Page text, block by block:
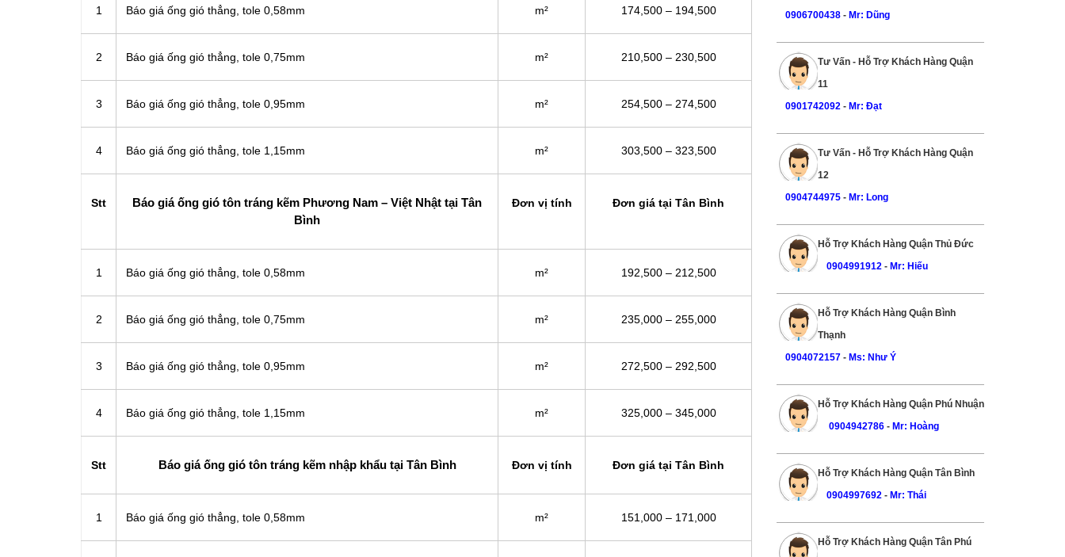
1 Báo giá ống gió thẳng, tole 0,58mm m² 174,500 – 194,500
2 Báo giá ống gió thẳng, tole 0,75mm m² 210,500 – 230,500
3 Báo giá ống gió thẳng, tole 0,95mm m² 254,500 – 274,500
4 Báo giá ống gió thẳng, tole 1,15mm m² 303,500 – 323,500
Stt
Báo giá ống gió tôn tráng kẽm Phương Nam – Việt Nhật tại Tân
Bình
Đơn vị tính Đơn giá tại Tân Bình
1 Báo giá ống gió thẳng, tole 0,58mm m² 192,500 – 212,500
2 Báo giá ống gió thẳng, tole 0,75mm m² 235,000 – 255,000
3 Báo giá ống gió thẳng, tole 0,95mm m² 272,500 – 292,500
4 Báo giá ống gió thẳng, tole 1,15mm m² 325,000 – 345,000
Stt Báo giá ống gió tôn tráng kẽm nhập khẩu tại Tân Bình Đơn vị tính Đơn giá tại Tân Bình
1 Báo giá ống gió thẳng, tole 0,58mm m² 151,000 – 171,000
0906700438- Mr: Dũng
Tư Vấn - Hỗ Trợ Khách Hàng Quận
11
0901742092 - Mr: Đạt
Tư Vấn - Hỗ Trợ Khách Hàng Quận
12
0904744975- Mr: Long
Hỗ Trợ Khách Hàng Quận Thủ Đức
0904991912 - Mr: Hiếu
Hỗ Trợ Khách Hàng Quận Bình
Thạnh
0904072157- Ms: Như Ý
Hỗ Trợ Khách Hàng Quận Phú Nhuận
0904942786 - Mr: Hoàng
Hỗ Trợ Khách Hàng Quận Tân Bình
0904997692 - Mr: Thái
Hỗ Trợ Khách Hàng Quận Tân Phú